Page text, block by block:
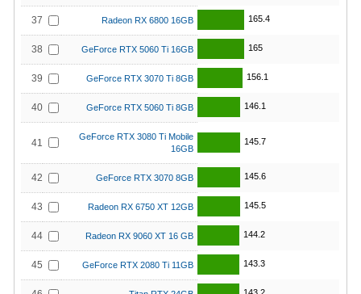
37 Radeon RX 6800 16GB 165.4
38 GeForce RTX 5060 Ti 16GB 165
39 GeForce RTX 3070 Ti 8GB 156.1
40 GeForce RTX 5060 Ti 8GB 146.1
41
GeForce RTX 3080 Ti Mobile
16GB
145.7
42 GeForce RTX 3070 8GB 145.6
43 Radeon RX 6750 XT 12GB 145.5
44 Radeon RX 9060 XT 16 GB 144.2
45 GeForce RTX 2080 Ti 11GB 143.3